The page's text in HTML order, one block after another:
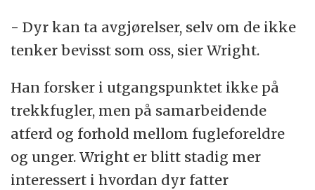
- Dyr kan ta avgjørelser, selv om de ikke
tenker bevisst som oss, sier Wright.
Han forsker i utgangspunktet ikke på
trekkfugler, men på samarbeidende
atferd og forhold mellom fugleforeldre
og unger. Wright er blitt stadig mer
interessert i hvordan dyr fatter